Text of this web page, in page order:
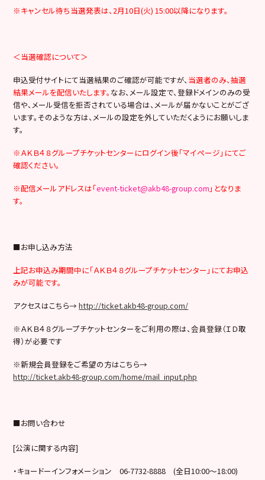
※キャンセル待ち当選発表は、2月10日(火) 15:00以降になります。
＜当選確認について＞
申込受付サイトにて当選結果のご確認が可能ですが、 当選者のみ、抽選
結果メールを配信いたします。 なお、メール設定で、登録ドメインのみの受
信や、メール受信を拒否されている場合は、メールが届かないことがござ
います。そのような方は、メールの設定を外していただくようにお願いしま
す。
※ＡＫＢ４８グループチケットセンターにログイン後「マイページ」にてご
確認ください。
※配信メールアドレスは「event-ticket@akb48-group.com 」となりま
す。
■お申し込み方法
上記お申込み期間中に「ＡＫＢ４８グループチケットセンター」にてお申込
みが可能です。
アクセスはこちら→http://ticket.akb48-group.com/
※ＡＫＢ４８グループチケットセンターをご利用の際は、会員登録（ＩＤ取
得）が必要です
※新規会員登録をご希望の方はこちら→
http://ticket.akb48-group.com/home/mail_input.php
■お問い合わせ
[公演に関する内容]
・キョードーインフォメーション 06-7732-8888 (全日10:00～18:00)